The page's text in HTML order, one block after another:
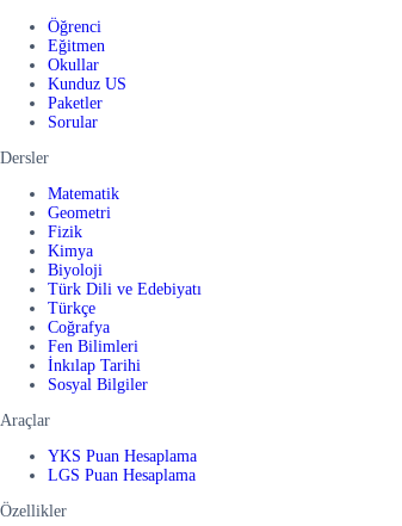
Öğrenci
Eğitmen
Okullar
Kunduz US
Paketler
Sorular
Dersler
Matematik
Geometri
Fizik
Kimya
Biyoloji
Türk Dili ve Edebiyatı
Türkçe
Coğrafya
Fen Bilimleri
İnkılap Tarihi
Sosyal Bilgiler
Araçlar
YKS Puan Hesaplama
LGS Puan Hesaplama
Özellikler